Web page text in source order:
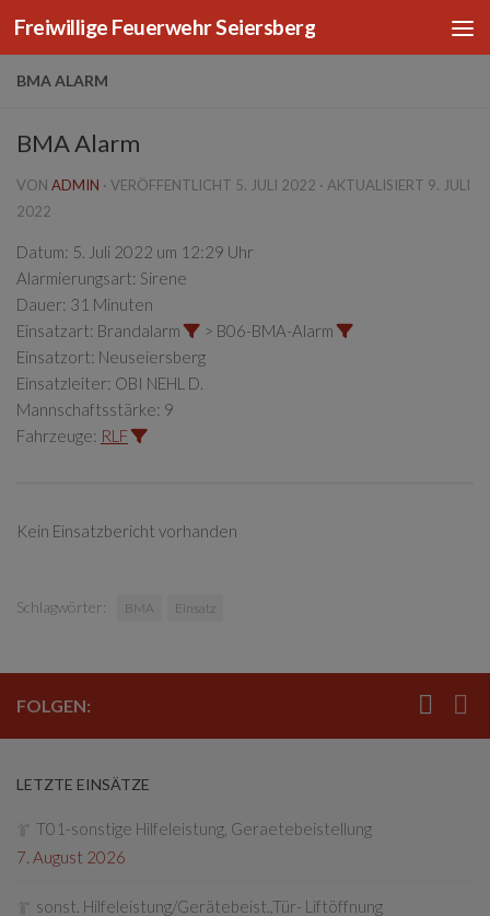
Zum Inhalt springen
Freiwillige Feuerwehr Seiersberg
BMA ALARM
BMA Alarm
VON ADMIN · VERÖFFENTLICHT 5. JULI 2022 · AKTUALISIERT 9. JULI
2022
Datum: 5. Juli 2022 um 12:29 Uhr
Alarmierungsart: Sirene
Dauer: 31 Minuten
Einsatzart: Brandalarm
> B06-BMA-Alarm
Einsatzort: Neuseiersberg
Einsatzleiter: OBI NEHL D.
Mannschaftsstärke: 9
Fahrzeuge: RLF
Kein Einsatzbericht vorhanden
Schlagwörter: BMA Einsatz
FOLGEN:
LETZTE EINSÄTZE
T01-sonstige Hilfeleistung, Geraetebeistellung
7. August 2026
sonst. Hilfeleistung/Gerätebeist.,Tür- Liftöffnung